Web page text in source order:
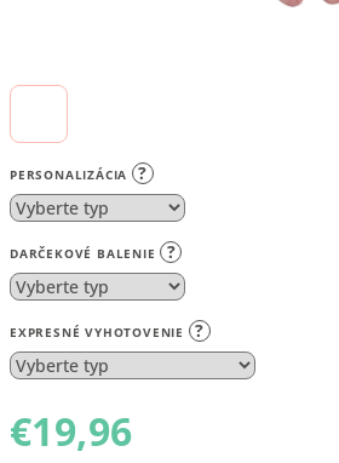
PERSONALIZÁCIA ?
DARČEKOVÉ BALENIE ?
EXPRESNÉ VYHOTOVENIE ?
€19,96